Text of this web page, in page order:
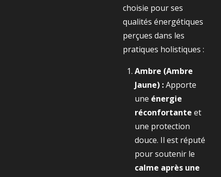
choisie pour ses
qualités énergétiques
perçues dans les
pratiques holistiques :
Ambre (Ambre
Jaune) :Apporte
une énergie
réconfortante et
une protection
douce. Il est réputé
pour soutenir le
calme après une